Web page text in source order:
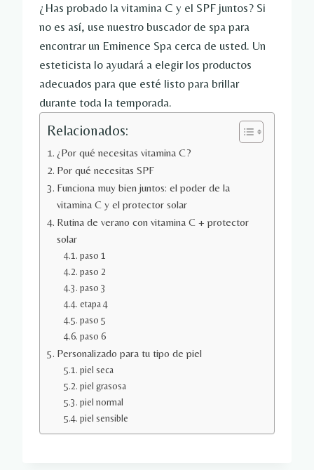
¿Has probado la vitamina C y el SPF juntos? Si
no es así, use nuestro buscador de spa para
encontrar un Eminence Spa cerca de usted. Un
esteticista lo ayudará a elegir los productos
adecuados para que esté listo para brillar
durante toda la temporada.
Relacionados:
¿Por qué necesitas vitamina C?
Por qué necesitas SPF
Funciona muy bien juntos: el poder de la
vitamina C y el protector solar
Rutina de verano con vitamina C + protector
solar
paso 1
paso 2
paso 3
etapa 4
paso 5
paso 6
Personalizado para tu tipo de piel
piel seca
piel grasosa
piel normal
piel sensible